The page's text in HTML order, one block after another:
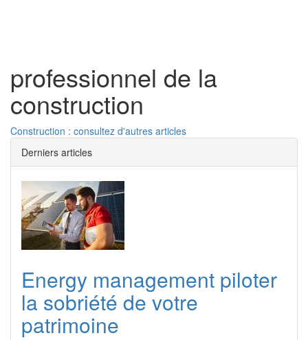
professionnel de la
construction
Construction : consultez d'autres articles
Derniers articles
Energy management piloter
la sobriété de votre
patrimoine